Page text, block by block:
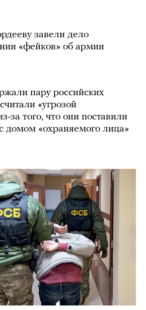
завели дело
«фейков» об армии
пару российских
«угрозой
за того, что они поставили
домом «охраняемого лица»